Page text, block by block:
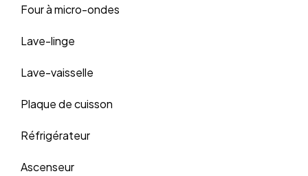
Four à micro-ondes
Lave-linge
Lave-vaisselle
Plaque de cuisson
Réfrigérateur
Ascenseur